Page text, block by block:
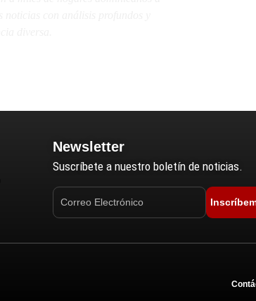
Newsletter
Suscríbete a nuestro boletín de noticias.